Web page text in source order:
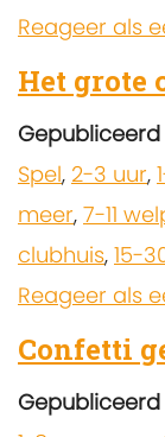
Reageer als
Het grote
Gepubliceerd
Spel, 2-3 uur,
meer, 7-11
clubhuis, 15-
Reageer als
Confetti
Gepubliceerd